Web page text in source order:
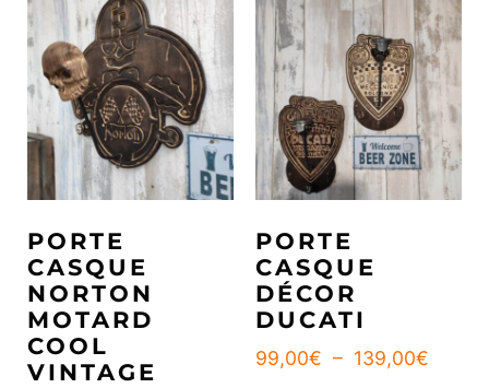
PORTE
CASQUE
NORTON
MOTARD
COOL
VINTAGE
PORTE
CASQUE
DÉCOR
DUCATI
99,00€ – 139,00€